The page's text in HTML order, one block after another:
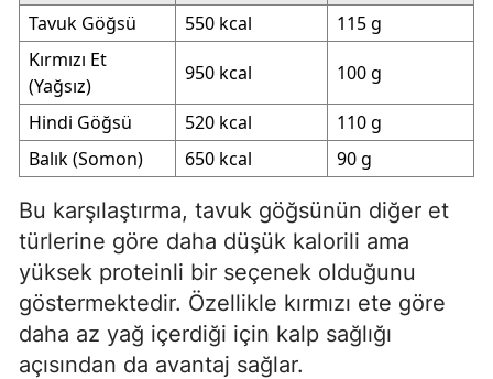
Tavuk Göğsü
550 kcal
115 g
Kırmızı Et
(Yağsız)
950 kcal 100 g
Hindi Göğsü 520 kcal
110 g
Balık (Somon)
650 kcal 90 g
Bu karşılaştırma, tavuk göğsünün diğer et
türlerine göre daha düşük kalorili ama
yüksek proteinli bir seçenek olduğunu
göstermektedir. Özellikle kırmızı ete göre
daha az yağ içerdiği için kalp sağlığı
açısından da avantaj sağlar.